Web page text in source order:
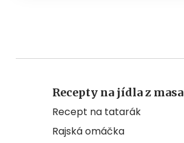
Recepty na jídla z masa
Recept na tatarák
Rajská omáčka